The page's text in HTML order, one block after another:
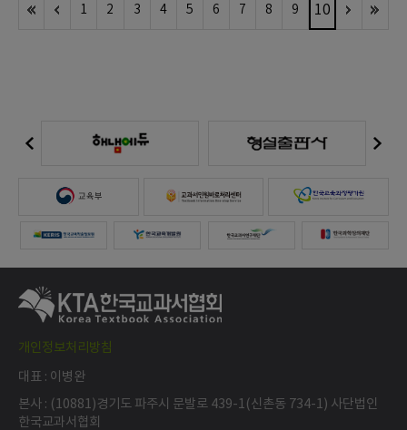
1 2 3 4 5 6 7 8 9 10
개인정보처리방침
대표 : 이병완
본사 : (10881)경기도 파주시 문발로 439-1(신촌동 734-1) 사단법인
한국교과서협회